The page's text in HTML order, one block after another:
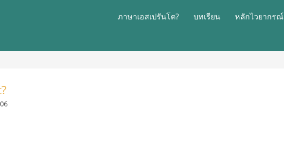
ภาษาเอสเปรันโต? บทเรียน หลักไวยากรณ์